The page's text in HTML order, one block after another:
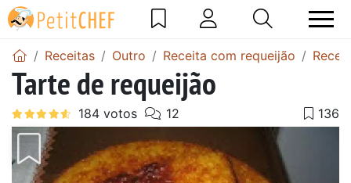
Receitas Outro Receita com requeijão
Tarte de requeijão